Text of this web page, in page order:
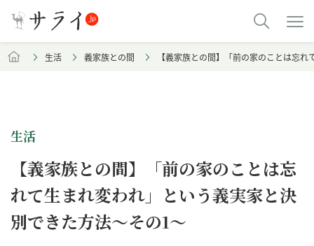
生活 義家族との間 【義家族との間】「前の家のことは忘
生活
【義家族との間】「前の家のことは忘
れて生まれ変われ」という義実家と決
別できた方法～その1～